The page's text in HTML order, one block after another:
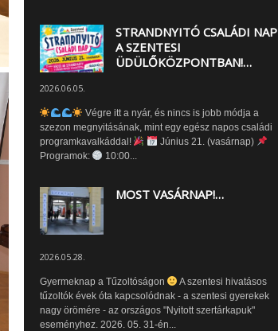
STRANDNYITÓ CSALÁDI NAP
A SZENTESI
ÜDÜLŐKÖZPONTBAN!…
2026.06.05.
Végre itt a nyár, és nincs is jobb módja a
szezon megnyitásának, mint egy egész napos családi
programkavalkáddal!
Június 21. (vasárnap)
Programok:
10:00...
MOST VASÁRNAP!…
2026.05.28.
Gyermeknap a Tűzoltóságon
A szentesi hivatásos
tűzoltók évek óta kapcsolódnak - a szentesi gyerekek
nagy örömére - az országos "Nyitott szertárkapuk"
eseményhez. 2026. 05. 31-én...